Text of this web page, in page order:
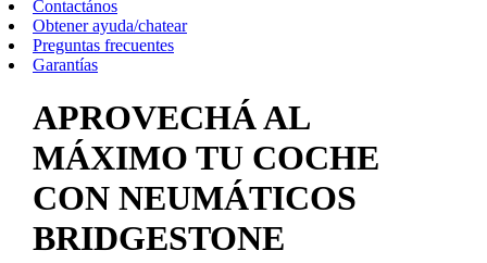
Contactános
Obtener ayuda/chatear
Preguntas frecuentes
Garantías
APROVECHÁ AL
MÁXIMO TU COCHE
CON NEUMÁTICOS
BRIDGESTONE